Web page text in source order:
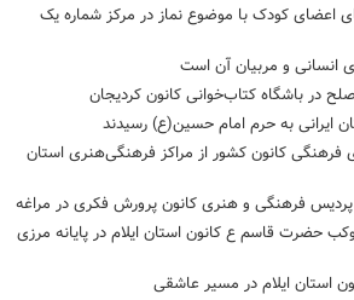
اعضای کودک با موضوع نماز در مرکز شماره یک
انسانی و مربیان آن است
در باشگاه کتاب‌خوانی کانون کردیجان
ایرانی به حرم امام حسین(ع) رسیدند
فرهنگی کانون کشور از مراکز فرهنگی‌هنری استان
فرهنگی و هنری کانون پرورش فکری در مراغه
حضرت قاسم ع کانون استان ایلام در پایانه مرزی
استان ایلام در مسیر عاشقی